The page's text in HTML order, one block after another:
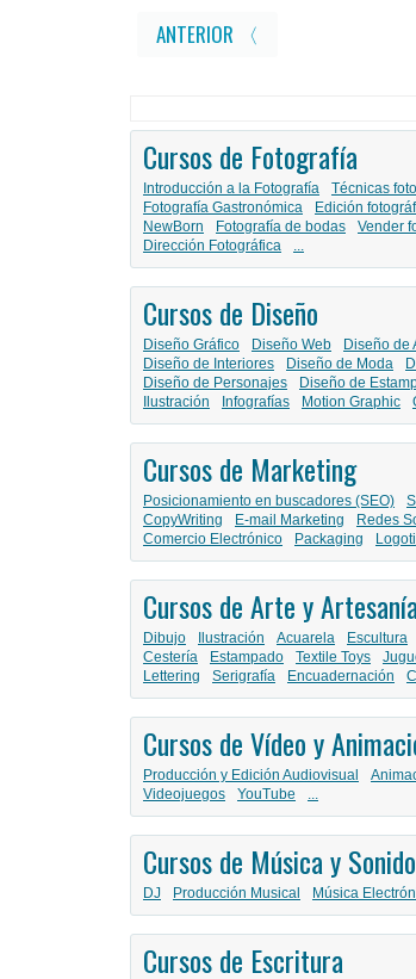
ANTERIOR 〈
Cursos de Fotografía
Introducción a la Fotografía Técnicas
Fotografía Gastronómica
Edición
NewBorn
Fotografía de bodas Vender
Dirección Fotográfica
...
Cursos de Diseño
Diseño Gráfico Diseño Web Diseño de
Diseño de Interiores
Diseño de Moda
Diseño de Personajes
Diseño de
Ilustración
Infografías Motion Graphic
Cursos de Marketing
Posicionamiento en buscadores (SEO)
CopyWriting
E-mail Marketing Redes
Comercio Electrónico
Packaging
Cursos de Arte y
Dibujo Ilustración Acuarela Escultura
Cestería
Estampado Textile Toys
Lettering
Serigrafía Encuadernación
Cursos de Vídeo y
Producción y Edición Audiovisual
Videojuegos
YouTube ...
Cursos de Música y Sonido
DJ Producción Musical Música
Cursos de Escritura